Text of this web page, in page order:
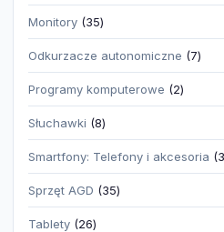
Monitory
3535
produktów
Odkurzacze autonomiczne
77
Programy komputerowe
22
Słuchawki
88
produktów
Smartfony: Telefony i akcesoria
Sprzęt AGD
3535
produktów
Tablety
2626